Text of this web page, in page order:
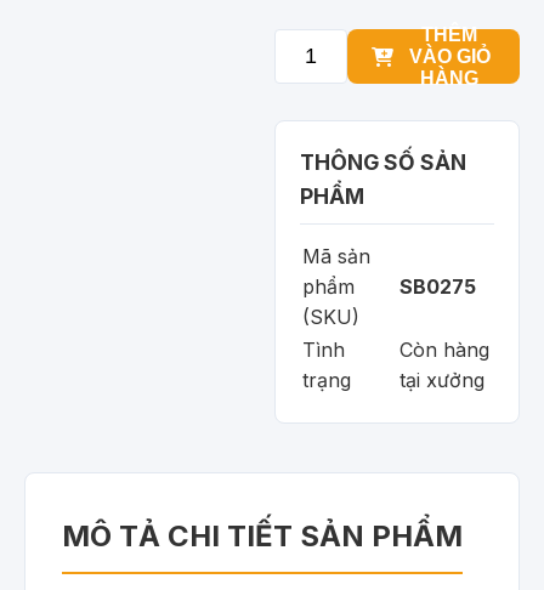
THÊM
VÀO GIỎ
HÀNG
THÔNG SỐ SẢN
PHẨM
Mã sản
phẩm
(SKU)
SB0275
Tình
trạng
Còn hàng
tại xưởng
MÔ TẢ CHI TIẾT SẢN PHẨM